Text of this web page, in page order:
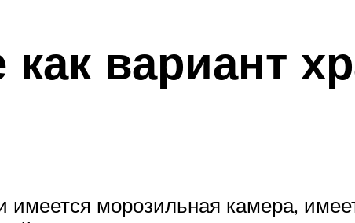
вариант
имеется морозильная камера,